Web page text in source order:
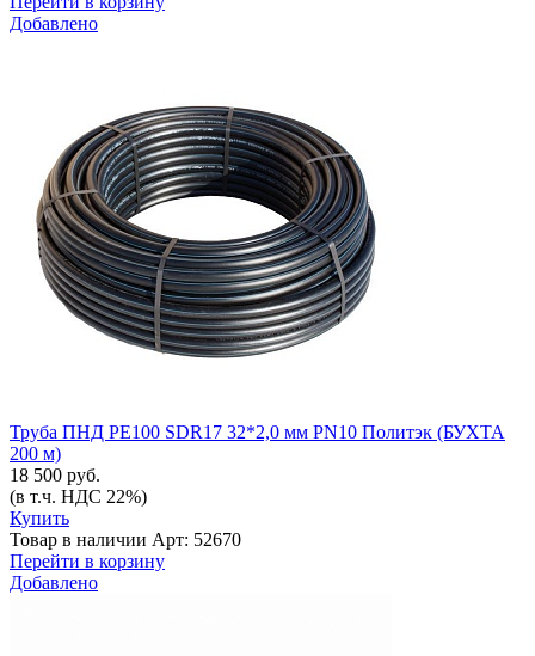
Добавлено
Труба ПНД РЕ100 SDR17 32*2,0 мм PN10 Политэк (БУХТА
200 м)
18 500 руб.
(в т.ч. НДС 22%)
Купить
Товар в наличии Арт: 52670
Перейти в корзину
Добавлено